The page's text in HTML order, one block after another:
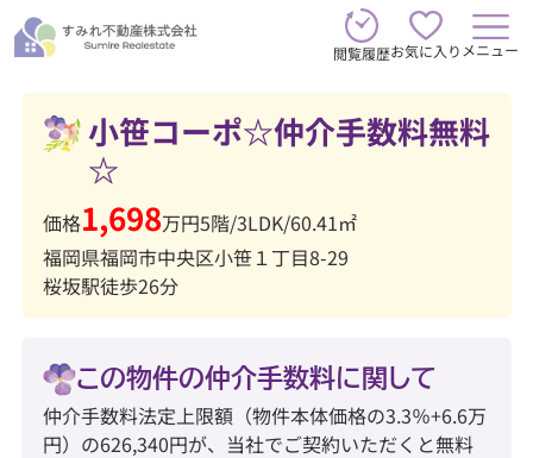
閲覧履歴お気に入り メニュー
小笹コーポ☆仲介手数料無料
☆
価格1,698万円5階/3LDK/60.41㎡
福岡県福岡市中央区小笹１丁目8-29
桜坂駅徒歩26分
この物件の仲介手数料に関して
仲介手数料法定上限額（物件本体価格の3.3％+6.6万
円）の626,340円が、当社でご契約いただくと無料